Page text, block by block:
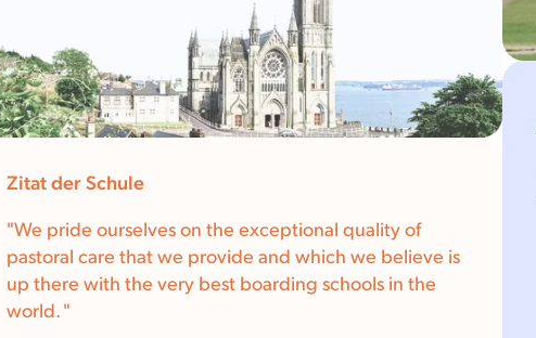
Zitat der Schule
"We pride ourselves on the exceptional quality of
pastoral care that we provide and which we believe is
up there with the very best boarding schools in the
world."